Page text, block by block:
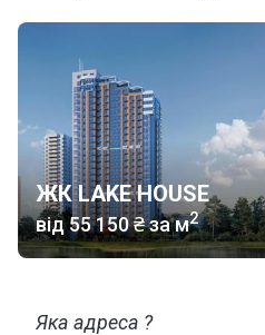
ЖК LAKE HOUSE
від‍55 150 ₴за м2
Яка адреса ?